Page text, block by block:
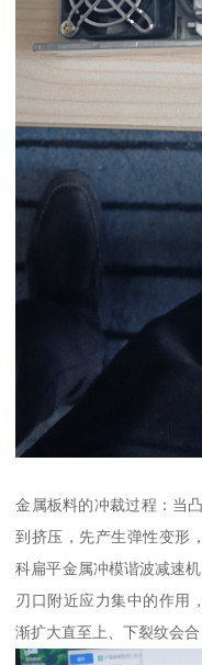
金属板料的冲裁过程：当
到挤压，先产生弹性变形
科扁平金属冲模谐波减速
刃口附近应力集中的作用
渐扩大直至上、下裂纹会合